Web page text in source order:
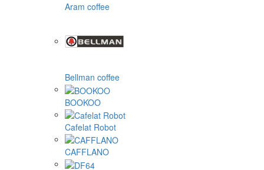
Aram coffee
Bellman coffee
BOOKOO
Cafelat Robot
CAFFLANO